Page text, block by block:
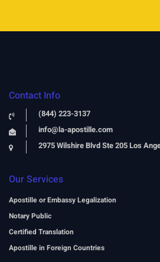
Contact Info
(844) 223-3137
info@la-apostille.com
2975 Wilshire Blvd Ste 205 Los
Our Services
Apostille or Embassy Legalization
Notary Public
Certified Translation
Apostille in Foreign Countries